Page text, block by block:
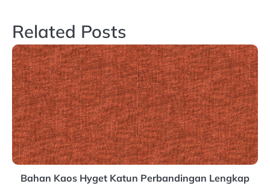
Related Posts
Bahan Kaos Hyget Katun Perbandingan Lengkap